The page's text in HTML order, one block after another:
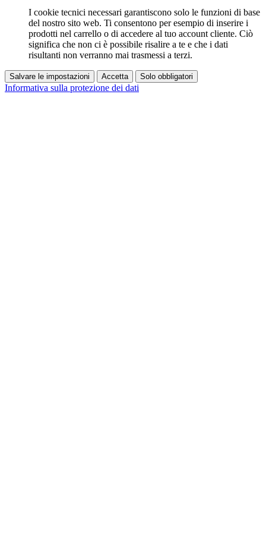
I cookie tecnici necessari garantiscono solo le funzioni di base
del nostro sito web. Ti consentono per esempio di inserire i
prodotti nel carrello o di accedere al tuo account cliente. Ciò
significa che non ci è possibile risalire a te e che i dati
risultanti non verranno mai trasmessi a terzi.
Salvare le impostazioni Accetta Solo obbligatori
Informativa sulla protezione dei dati